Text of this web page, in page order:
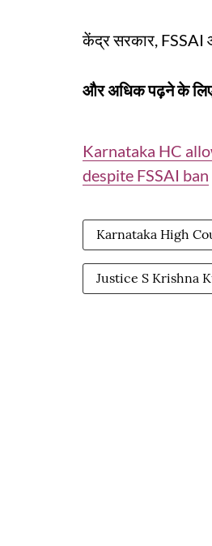
केंद्र सरकार, FSSAI
और अधिक पढ़ने के
Karnataka HC
despite FSSAI ban
Karnataka High
Justice S Krishna